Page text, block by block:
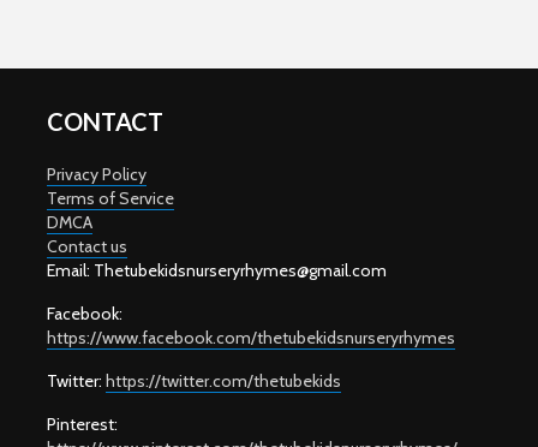
CONTACT
Privacy Policy
Terms of Service
DMCA
Contact us
Email: Thetubekidsnurseryrhymes@gmail.com
Facebook:
https://www.facebook.com/thetubekidsnurseryrhymes
Twitter: https://twitter.com/thetubekids
Pinterest: